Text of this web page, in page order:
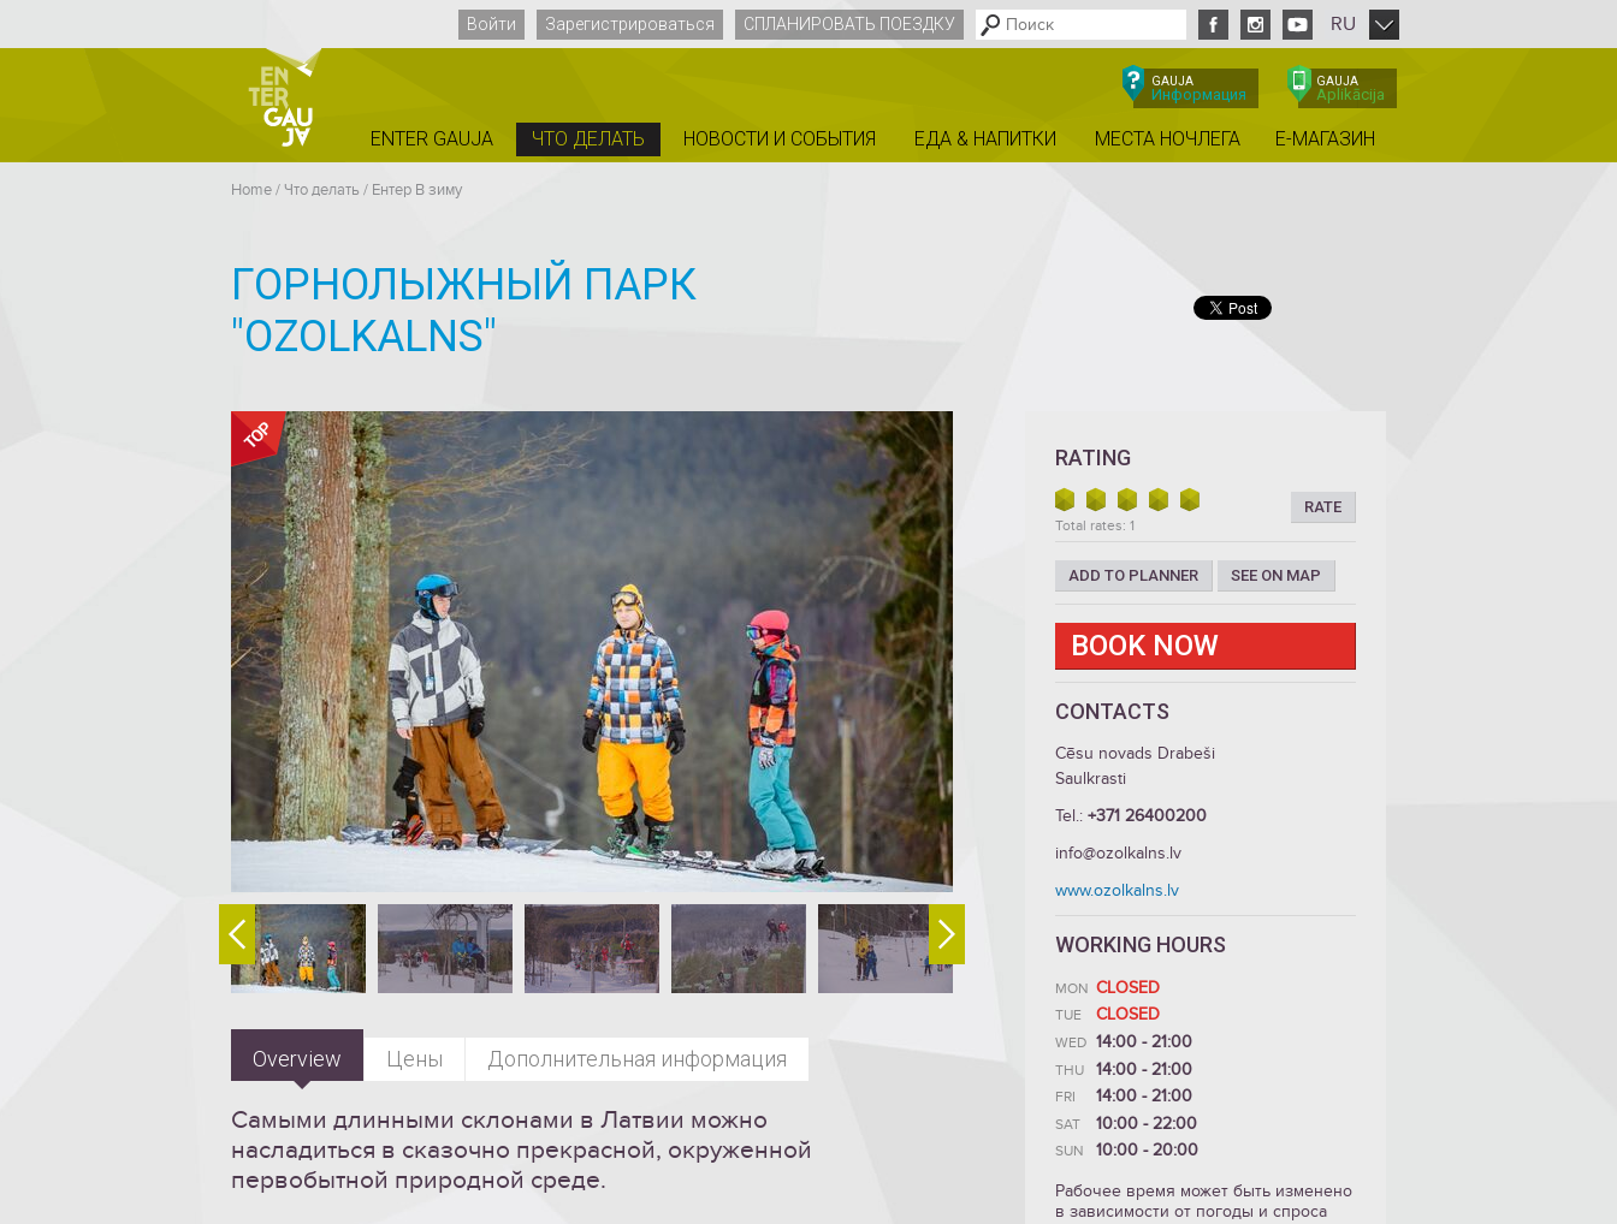
Войти Зарегистрироваться СПЛАНИРОВАТЬ ПОЕЗДКУ RU
GAUJA
Информация
GAUJA
Aplikācija
ENTER GAUJA ЧТО ДЕЛАТЬ НОВОСТИ И СОБЫТИЯ EДА & НАПИТКИ МЕСТА НОЧЛЕГА E-МАГАЗИН
Home/ Что делать / Ентер B зиму
ГОРНОЛЫЖНЫЙ ПАРК
"OZOLKALNS"
Overview Цены Дополнительная информация
Самыми длинными склонами в Латвии можно
насладиться в сказочно прекрасной, окруженной
первобытной природной среде.
RATING
RATE
Total rates: 1
ADD TO PLANNER SEE ON MAP
BOOK NOW
CONTACTS
Cēsu novads Drabeši
Saulkrasti
Tel.: +371 26400200
info@ozolkalns.lv
www.ozolkalns.lv
WORKING HOURS
MON CLOSED
TUE CLOSED
WED 14:00 - 21:00
THU 14:00 - 21:00
FRI 14:00 - 21:00
SAT 10:00 - 22:00
SUN
10:00 - 20:00
Рабочее время может быть изменено
в зависимости от погоды и спроса